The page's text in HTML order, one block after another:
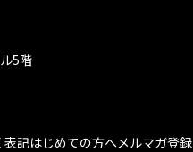
5階
表記はじめての方へメルマガ登録